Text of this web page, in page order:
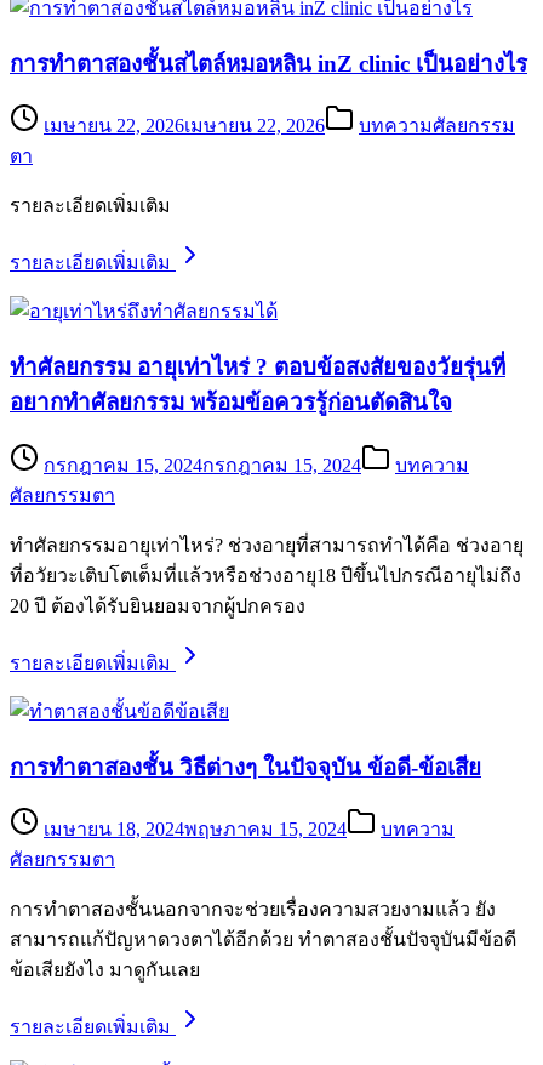
การทำตาสองชั้นสไตล์หมอหลิน inZ clinic เป็นอย่างไร
เมษายน 22, 2026เมษายน 22, 2026
บทความศัลยกรรม
ตา
รายละเอียดเพิ่มเติม
รายละเอียดเพิ่มเติม
ทำศัลยกรรม อายุเท่าไหร่ ? ตอบข้อสงสัยของวัยรุ่นที่
อยากทำศัลยกรรม พร้อมข้อควรรู้ก่อนตัดสินใจ
กรกฎาคม 15, 2024กรกฎาคม 15, 2024
บทความ
ศัลยกรรมตา
ทำศัลยกรรมอายุเท่าไหร่? ช่วงอายุที่สามารถทำได้คือ ช่วงอายุ
ที่อวัยวะเติบโตเต็มที่แล้วหรือช่วงอายุ18 ปีขึ้นไปกรณีอายุไม่ถึง
20 ปี ต้องได้รับยินยอมจากผู้ปกครอง
รายละเอียดเพิ่มเติม
การทำตาสองชั้น วิธีต่างๆ ในปัจจุบัน ข้อดี-ข้อเสีย
เมษายน 18, 2024พฤษภาคม 15, 2024
บทความ
ศัลยกรรมตา
การทำตาสองชั้นนอกจากจะช่วยเรื่องความสวยงามแล้ว ยัง
สามารถแก้ปัญหาดวงตาได้อีกด้วย ทำตาสองชั้นปัจจุบันมีข้อดี
ข้อเสียยังไง มาดูกันเลย
รายละเอียดเพิ่มเติม